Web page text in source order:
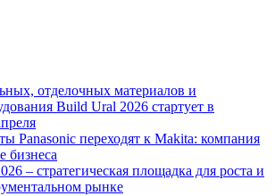
отделочных материалов и
Build Ural 2026 стартует в
Panasonic переходят к Makita: компания
бизнеса
– стратегическая площадка для роста и
рынке